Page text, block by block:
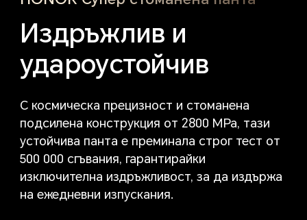
Издръжлив и
удароустойчив
С космическа прецизност и стоманена
подсилена конструкция от 2800 MPa, тази
устойчива панта е преминала строг тест от
500 000 сгъвания, гарантирайки
изключителна издръжливост, за да издържа
на ежедневни изпускания.